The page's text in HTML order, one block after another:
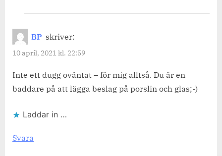
BP skriver:
10 april, 2021 kl. 22:59
Inte ett dugg oväntat – för mig alltså. Du är en
baddare på att lägga beslag på porslin och glas;-)
Laddar in …
Svara